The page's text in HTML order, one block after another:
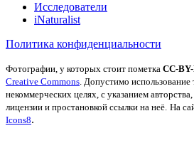
Исследователи
iNaturalist
Политика конфиденциальности
Фотографии, у которых стоит пометка CC-
Creative Commons . Допустимо
некоммерческих целях, с указанием
лицензии и простановкой ссылки на неё. На
Icons8.